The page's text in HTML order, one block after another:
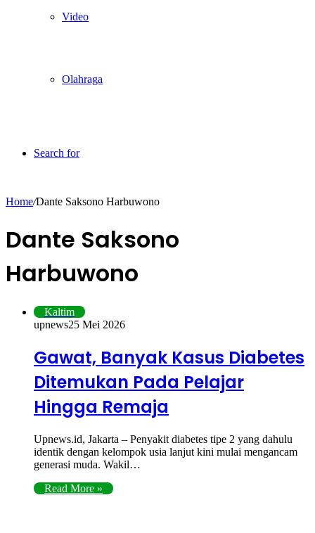
Video
Olahraga
Search for
Home/Dante Saksono Harbuwono
Dante Saksono
Harbuwono
Kaltim
upnews25 Mei 2026
Gawat, Banyak Kasus Diabetes
Ditemukan Pada Pelajar
Hingga Remaja
Upnews.id, Jakarta – Penyakit diabetes tipe 2 yang dahulu
identik dengan kelompok usia lanjut kini mulai mengancam
generasi muda. Wakil…
Read More »